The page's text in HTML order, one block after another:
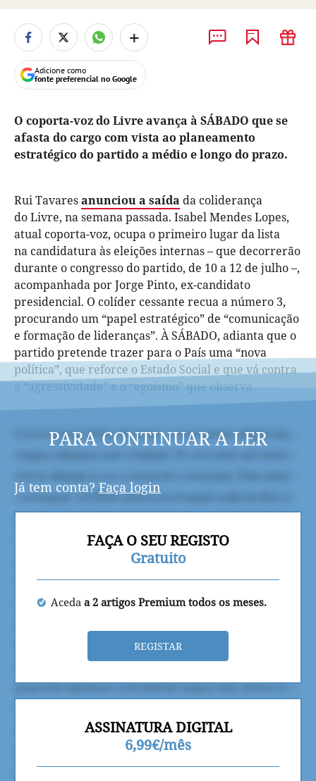
+
Adicione como
fonte preferencial no Google
O coporta-voz do Livre avança à SÁBADO que se
afasta do cargo com vista ao planeamento
estratégico do partido a médio e longo do prazo.
Rui Tavaresanunciou a saída da coliderança
do Livre, na semana passada. Isabel Mendes Lopes,
atual coporta-voz, ocupa o primeiro lugar da lista
na candidatura às eleições internas – que decorrerão
durante o congresso do partido, de 10 a 12 de julho –,
acompanhada por Jorge Pinto, ex-candidato
presidencial. O colíder cessante recua a número 3,
procurando um “papel estratégico” de “comunicação
e formação de lideranças”. À SÁBADO, adianta que o
partido pretende trazer para o País uma “nova
política”, que reforce o Estado Social e que vá contra
a “agressividade” e o “egoísmo” que observa.
PARA CONTINUAR A LER
Já tem conta? Faça login
FAÇA O SEU REGISTO
Gratuito
Aceda a 2 artigos Premium todos os meses.
REGISTAR
ASSINATURA DIGITAL
6,99€/mês